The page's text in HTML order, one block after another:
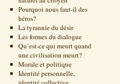
Pourquoi nous faut-il des
héros?
La tyrannie du désir
Les formes du dialogue
Qu’est-ce qui meurt quand
une civilisation meurt?
Morale et politique
Identité personnelle,